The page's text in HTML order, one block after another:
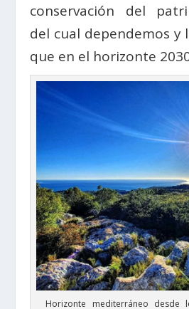
conservación del
del cual dependemos y
que en el horizonte
Horizonte mediterráneo desde